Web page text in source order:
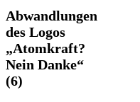
Abwandlungen
des
Logos
„Atomkraft?
Nein
Danke“
(6)
Abwandlungen
des Logos
„Atomkraft?
Nein Danke“
(6)